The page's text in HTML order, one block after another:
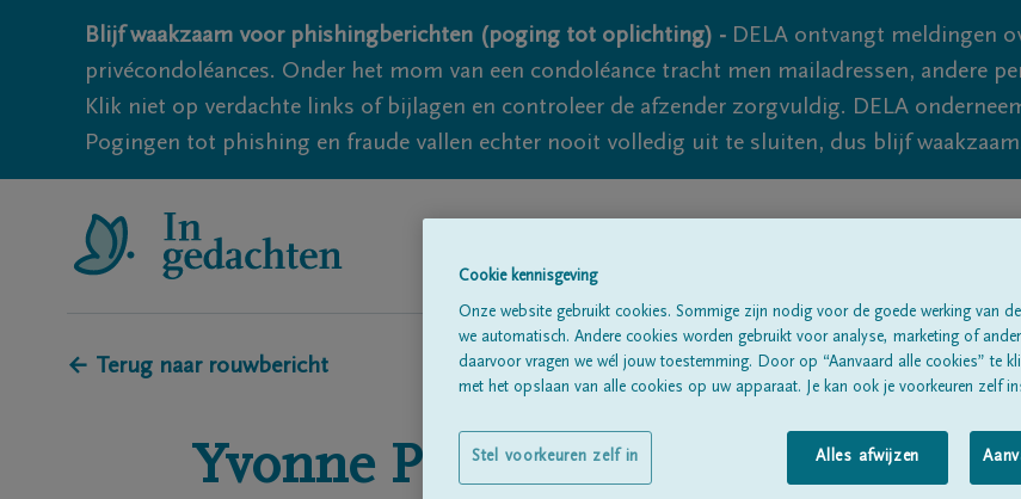
Blijf waakzaam voor phishingberichten (poging tot oplichting) - DELA ontvangt meldingen
privécondoléances. Onder het mom van een condoléance tracht men mailadressen, andere
Klik niet op verdachte links of bijlagen en controleer de afzender zorgvuldig. DELA
Pogingen tot phishing en fraude vallen echter nooit volledig uit te sluiten, dus blijf
← Terug naar rouwbericht
Yvonne PHILIPPIN
Cookie kennisgeving
Onze website gebruikt cookies. Sommige zijn nodig voor de goede werking van
we automatisch. Andere cookies worden gebruikt voor analyse, marketing of
daarvoor vragen we wél jouw toestemming. Door op “Aanvaard alle cookies” te
met het opslaan van alle cookies op uw apparaat. Je kan ook je voorkeuren zelf
Alles afwijzen
Stel voorkeuren zelf in